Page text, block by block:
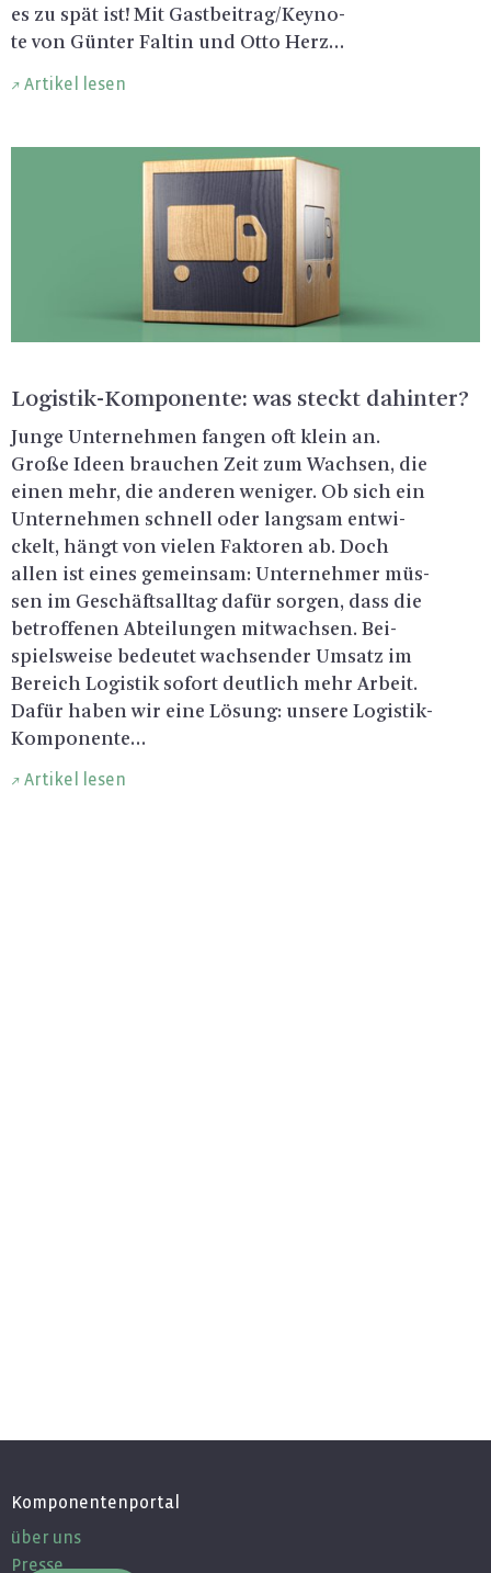
es zu spät ist! Mit Gast­bei­trag/Keyno­
te von Gün­ter Fal­tin und Otto Herz…
Artikel lesen
Lo­gis­tik-Kom­po­nen­te: was steckt da­hin­ter?
Junge Un­ter­neh­men fan­gen oft klein an.
Große Ideen brau­chen Zeit zum Wach­sen, die
einen mehr, die an­de­ren we­ni­ger. Ob sich ein
Un­ter­neh­men schnell oder lang­sam ent­wi­
ckelt, hängt von vie­len Fak­to­ren ab. Doch
allen ist eines ge­mein­sam: Un­ter­neh­mer müs­
sen im Ge­schäfts­all­tag dafür sor­gen, dass die
be­trof­fe­nen Ab­tei­lun­gen mit­wach­sen. Bei­
spiels­wei­se be­deu­tet wach­sen­der Um­satz im
Be­reich Lo­gis­tik so­fort deut­lich mehr Ar­beit.
Dafür haben wir eine Lö­sung: un­se­re Lo­gis­tik-
Kom­po­nen­te…
Artikel lesen
Komponentenportal
über uns
Presse